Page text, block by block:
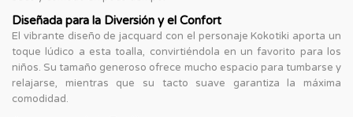
Diseñada para la Diversión y el Confort
El vibrante diseño de jacquard con el personaje Kokotiki aporta un
toque lúdico a esta toalla, convirtiéndola en un favorito para los
niños. Su tamaño generoso ofrece mucho espacio para tumbarse y
relajarse, mientras que su tacto suave garantiza la máxima
comodidad.